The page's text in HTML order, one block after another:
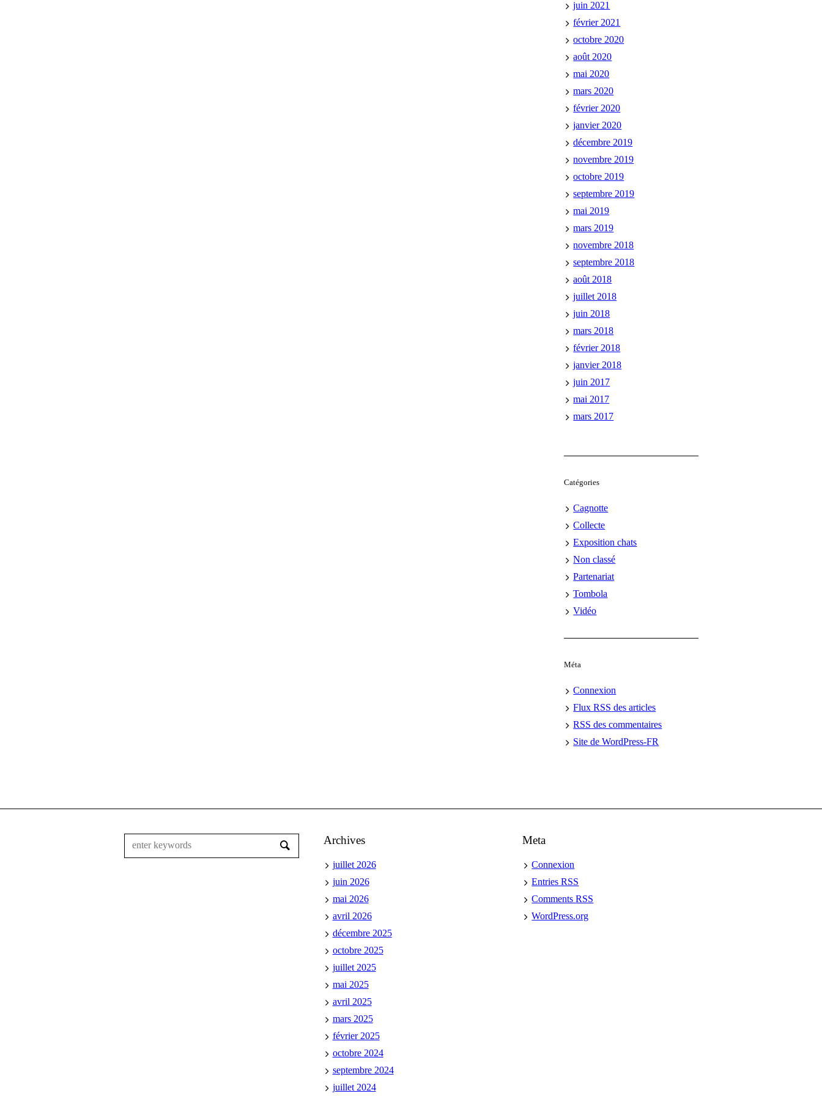
juin 2021
février 2021
octobre 2020
août 2020
mai 2020
mars 2020
février 2020
janvier 2020
décembre 2019
novembre 2019
octobre 2019
septembre 2019
mai 2019
mars 2019
novembre 2018
septembre 2018
août 2018
juillet 2018
juin 2018
mars 2018
février 2018
janvier 2018
juin 2017
mai 2017
mars 2017
Catégories
Cagnotte
Collecte
Exposition chats
Non classé
Partenariat
Tombola
Vidéo
Méta
Connexion
FluxRSS des articles
RSS des commentaires
Site de WordPress-FR
Archives
juillet 2026
juin 2026
mai 2026
avril 2026
décembre 2025
octobre 2025
juillet 2025
mai 2025
avril 2025
mars 2025
février 2025
octobre 2024
septembre 2024
juillet 2024
Meta
Connexion
EntriesRSS
CommentsRSS
WordPress.org